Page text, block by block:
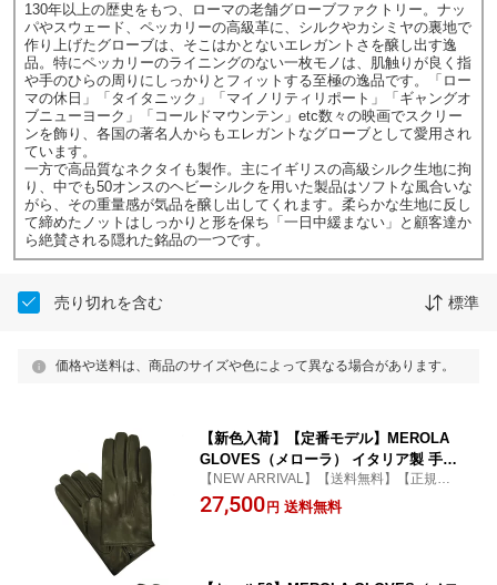
130年以上の歴史をもつ、ローマの老舗グローブファクトリー。ナッ
パやスウェード、ペッカリーの高級革に、シルクやカシミヤの裏地で
作り上げたグローブは、そこはかとないエレガントさを醸し出す逸
品。特にペッカリーのライニングのない一枚モノは、肌触りが良く指
や手のひらの周りにしっかりとフィットする至極の逸品です。「ロー
マの休日」「タイタニック」「マイノリティリポート」「ギャングオ
ブニューヨーク」「コールドマウンテン」etc数々の映画でスクリー
ンを飾り、各国の著名人からもエレガントなグローブとして愛用され
ています。
一方で高品質なネクタイも製作。主にイギリスの高級シルク生地に拘
り、中でも50オンスのヘビーシルクを用いた製品はソフトな風合いな
がら、その重量感が気品を醸し出してくれます。柔らかな生地に反し
て締めたノットはしっかりと形を保ち「一日中緩まない」と顧客達か
ら絶賛される隠れた銘品の一つです。
売り切れを含む 標準
価格や送料は、商品のサイズや色によって異なる場合があります。
【新色入荷】【定番モデル】MEROLA
GLOVES（メローラ） イタリア製 手袋
メンズ ME002-90 グレーxカシミヤライ
ニング ブラウン 羊革 Nappa Leather ハ
【NEW ARRIVAL】【送料無料】【正規代
理店】【グローブ】【ラムナッパ】【merol
a】
27,500 円 送料無料